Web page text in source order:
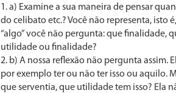
a) Examine a sua maneira de pensar
do celibato etc.? Você não representa, isto
“algo” você não pergunta: que finali­dade,
utilidade ou finalidade?
b) A nossa reflexão não pergunta assim.
por exemplo ter ou não ter isso ou aquilo.
que serventia, que utilidade tem isso? Ela